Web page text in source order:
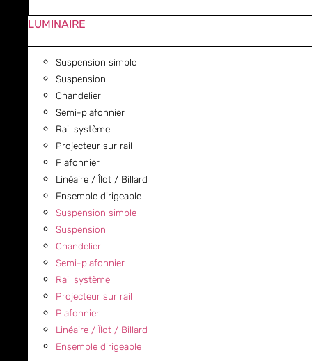
LUMINAIRE
Suspension simple
Suspension
Chandelier
Semi-plafonnier
Rail système
Projecteur sur rail
Plafonnier
Linéaire / Îlot / Billard
Ensemble dirigeable
Suspension simple
Suspension
Chandelier
Semi-plafonnier
Rail système
Projecteur sur rail
Plafonnier
Linéaire / Îlot / Billard
Ensemble dirigeable